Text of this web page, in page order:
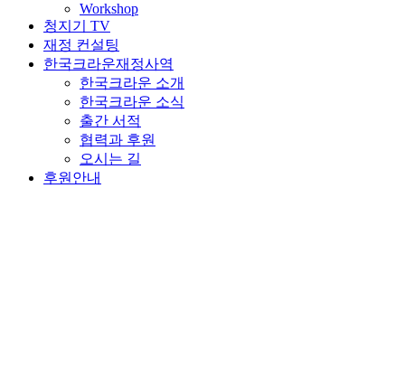
Workshop
청지기 TV
재정 컨설팅
한국크라운재정사역
한국크라운 소개
한국크라운 소식
출간 서적
협력과 후원
오시는 길
후원안내